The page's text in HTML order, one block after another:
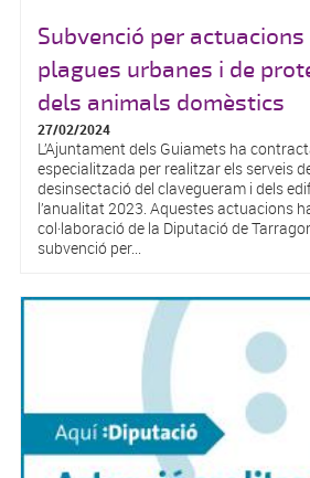
Subvenció per
plagues urbanes i de
dels animals domèstics
27/02/2024
L’Ajuntament dels Guiamets ha
especialitzada per realitzar els serveis
desinsectació del clavegueram i dels
l’anualitat 2023. Aquestes actuacions
col·laboració de la Diputació de
subvenció per...